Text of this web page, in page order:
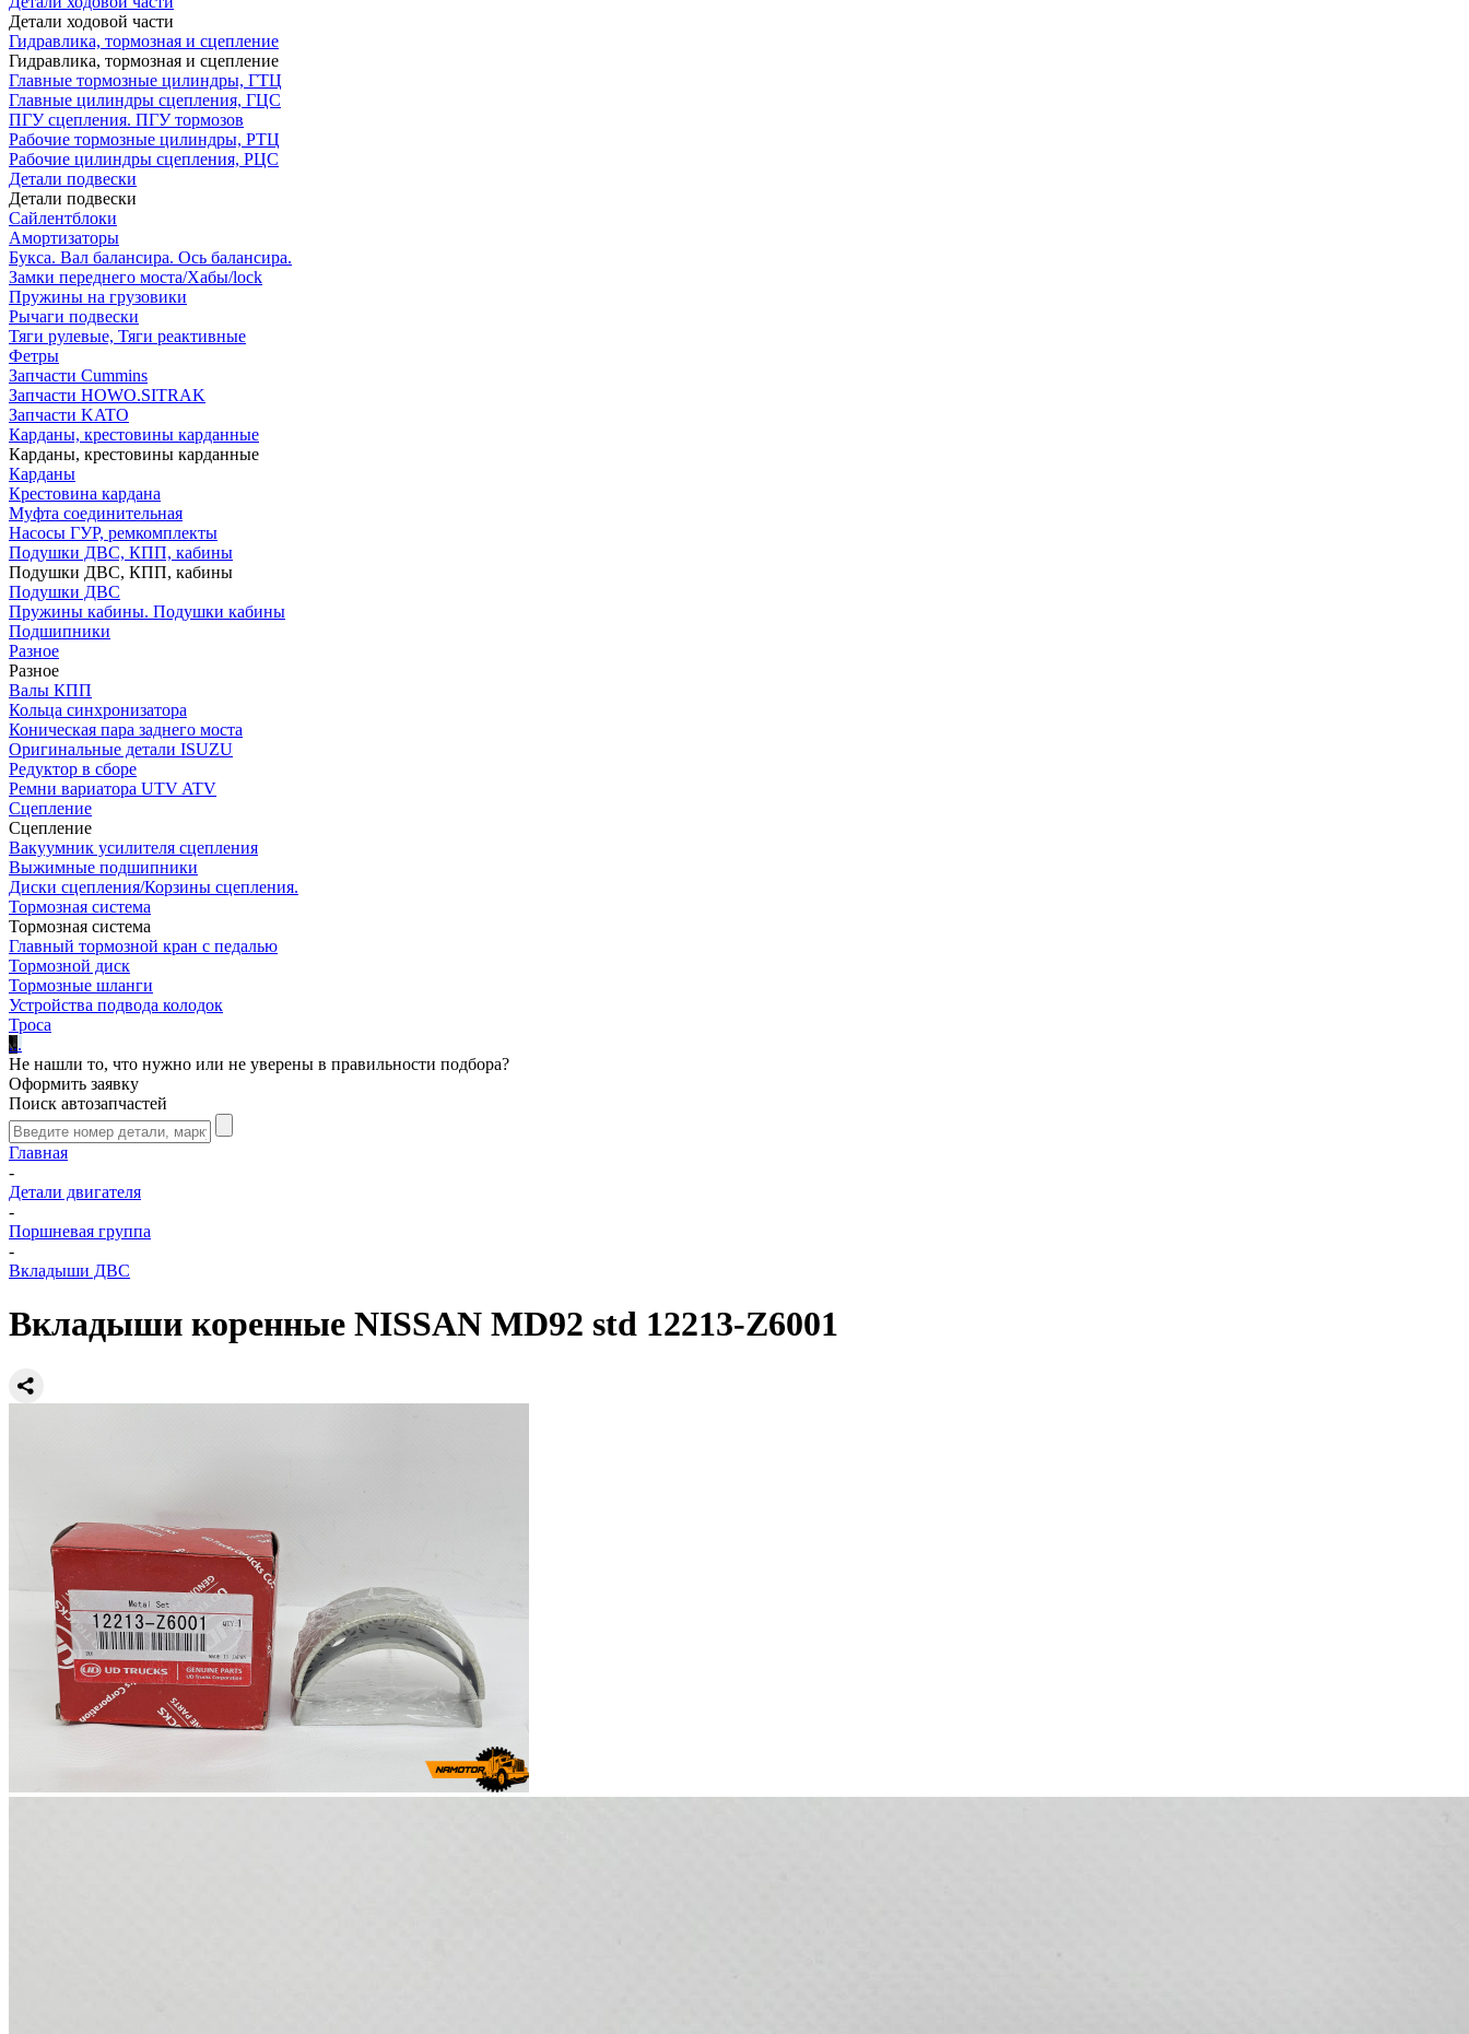
Детали ходовой части
Гидравлика, тормозная и сцепление
Гидравлика, тормозная и сцепление
Главные тормозные цилиндры, ГТЦ
Главные цилиндры сцепления, ГЦС
ПГУ сцепления. ПГУ тормозов
Рабочие тормозные цилиндры, РТЦ
Рабочие цилиндры сцепления, РЦС
Детали подвески
Детали подвески
Cайлентблоки
Амортизаторы
Букса. Вал балансира. Ось балансира.
Замки переднего моста/Хабы/lock
Пружины на грузовики
Рычаги подвески
Тяги рулевые, Тяги реактивные
Фетры
Запчасти Cummins
Запчасти HOWO.SITRAK
Запчасти KATO
Карданы, крестовины карданные
Карданы, крестовины карданные
Карданы
Крестовина кардана
Муфта соединительная
Насосы ГУР, ремкомплекты
Подушки ДВС, КПП, кабины
Подушки ДВС, КПП, кабины
Подушки ДВС
Пружины кабины. Подушки кабины
Подшипники
Разное
Разное
Валы КПП
Кольца синхронизатора
Коническая пара заднего моста
Оригинальные детали ISUZU
Редуктор в сборе
Ремни вариатора UTV ATV
Сцепление
Сцепление
Вакуумник усилителя сцепления
Выжимные подшипники
Диски сцепления/Корзины сцепления.
Тормозная система
Тормозная система
Главный тормозной кран с педалью
Тормозной диск
Тормозные шланги
Устройства подвода колодок
Троса
...
Не нашли то, что нужно или не уверены в правильности подбора?
Оформить заявку
Поиск автозапчастей
Главная
-
Детали двигателя
-
Поршневая группа
-
Вкладыши ДВС
Вкладыши коренные NISSAN MD92 std 12213-Z6001